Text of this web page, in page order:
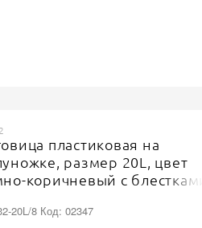
пластиковая на
размер 20L, цвет
коричневый с блестками
20L/8 Код: 02347